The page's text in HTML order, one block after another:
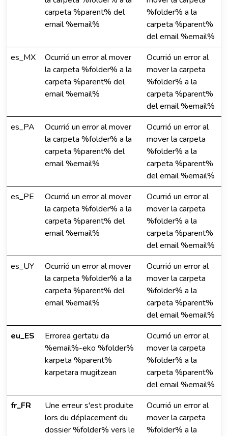
carpeta %parent% del
email %email%
%folder% a la
carpeta %parent%
del email %email%
es_MX
Ocurrió un error al mover
la carpeta %folder% a la
carpeta %parent% del
email %email%
Ocurrió un error al
mover la carpeta
%folder% a la
carpeta %parent%
del email %email%
es_PA
Ocurrió un error al mover
la carpeta %folder% a la
carpeta %parent% del
email %email%
Ocurrió un error al
mover la carpeta
%folder% a la
carpeta %parent%
del email %email%
es_PE
Ocurrió un error al mover
la carpeta %folder% a la
carpeta %parent% del
email %email%
Ocurrió un error al
mover la carpeta
%folder% a la
carpeta %parent%
del email %email%
es_UY
Ocurrió un error al mover
la carpeta %folder% a la
carpeta %parent% del
email %email%
Ocurrió un error al
mover la carpeta
%folder% a la
carpeta %parent%
del email %email%
eu_ES
Errorea gertatu da
%email%-eko %folder%
karpeta %parent%
karpetara mugitzean
Ocurrió un error al
mover la carpeta
%folder% a la
carpeta %parent%
del email %email%
fr_FR
Une erreur s'est produite
lors du déplacement du
dossier %folder% vers le
Ocurrió un error al
mover la carpeta
%folder% a la